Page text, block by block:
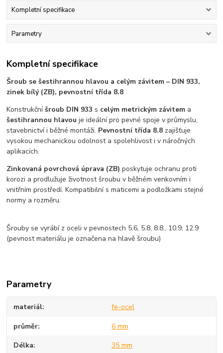
Kompletní specifikace
Parametry
Kompletní specifikace
Šroub se šestihrannou hlavou a celým závitem – DIN 933,
zinek bílý (ZB), pevnostní třída 8.8
Konstrukčníšroub DIN 933 s celým metrickým závitem a
šestihrannou hlavou je ideální pro pevné spoje v průmyslu,
stavebnictví i běžné montáži. Pevnostní třída 8.8 zajišťuje
vysokou mechanickou odolnost a spolehlivost i v náročných
aplikacích.
Zinkovaná povrchová úprava (ZB) poskytuje ochranu proti
korozi a prodlužuje životnost šroubu v běžném venkovním i
vnitřním prostředí. Kompatibilní s maticemi a podložkami stejné
normy a rozměru.
Šrouby se vyrábí z oceli v pevnostech 5.6, 5.8, 8.8., 10.9, 12.9
(pevnost materiálu je označena na hlavě šroubu)
Parametry
materiál fe-ocel
průměr 6 mm
Délka 35 mm